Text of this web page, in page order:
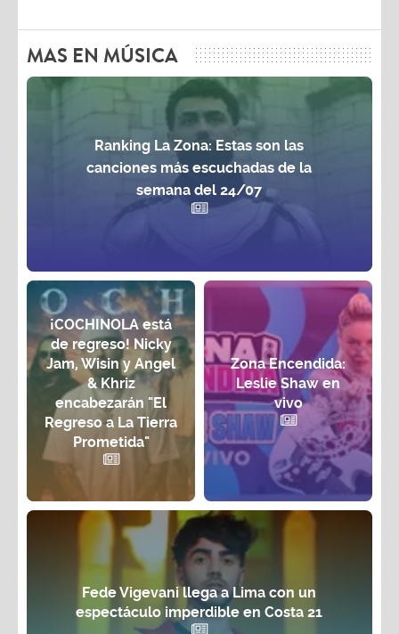
MAS EN MÚSICA
Ranking La Zona: Estas son las
canciones más escuchadas de la
semana del 24/07
¡COCHINOLA está
de regreso! Nicky
Jam, Wisin y Angel
& Khriz
encabezarán "El
Regreso a La Tierra
Prometida"
Zona Encendida:
Leslie Shaw en
vivo
Fede Vigevani llega a Lima con un
espectáculo imperdible en Costa 21